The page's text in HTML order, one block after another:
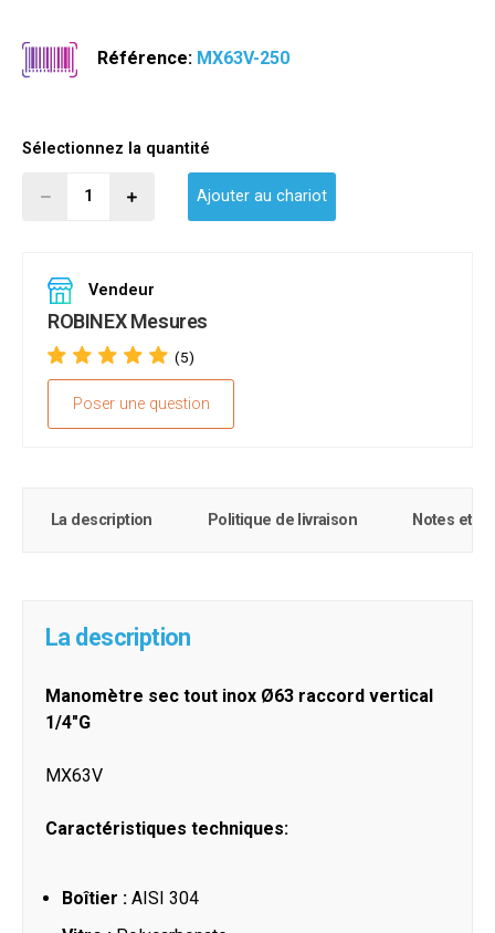
Référence: MX63V-250
Sélectionnez la quantité
Ajouter au chariot
Vendeur
ROBINEX Mesures
(5)
Poser une question
La description Politique de livraison Notes et
La description
Manomètre sec tout inox Ø63 raccord vertical
1/4"G
MX63V
Caractéristiques techniques:
Boîtier : AISI 304